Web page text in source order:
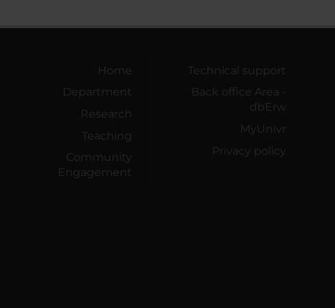
Home
Department
Research
Teaching
Community
Engagement
Technical support
Back office Area -
dbErw
MyUnivr
Privacy policy